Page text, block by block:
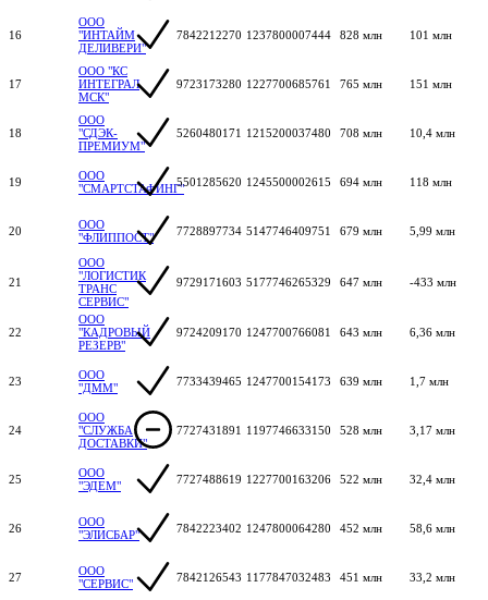
16
ООО
"ИНТАЙМ
ДЕЛИВЕРИ"
7842212270 1237800007444 828 млн 101 млн
17
ООО "КС
ИНТЕГРАЛ
МСК"
9723173280 1227700685761 765 млн 151 млн
18
ООО
"СДЭК-
ПРЕМИУМ"
5260480171 1215200037480 708 млн 10,4 млн
19
ООО
"СМАРТСТАФИНГ"5501285620 1245500002615 694 млн 118 млн
20
ООО
"ФЛИППОСТ"
7728897734 5147746409751 679 млн 5,99 млн
21
ООО
"ЛОГИСТИК
ТРАНС
СЕРВИС"
9729171603 5177746265329 647 млн -433 млн
22
ООО
"КАДРОВЫЙ
РЕЗЕРВ"
9724209170 1247700766081 643 млн 6,36 млн
23
ООО
"ДММ"
7733439465 1247700154173 639 млн 1,7 млн
24
ООО
"СЛУЖБА
ДОСТАВКИ"
7727431891 1197746633150 528 млн 3,17 млн
25
ООО
"ЭДЕМ"
7727488619 1227700163206 522 млн 32,4 млн
26
ООО
"ЭЛИСБАР"
7842223402 1247800064280 452 млн 58,6 млн
27
ООО
"СЕРВИС"
7842126543 1177847032483 451 млн 33,2 млн